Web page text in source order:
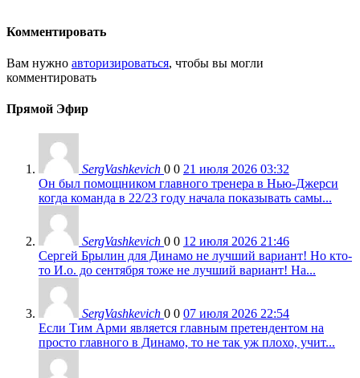
Комментировать
Вам нужно авторизироваться, чтобы вы могли
комментировать
Прямой Эфир
SergVashkevich 0 0 21 июля 2026 03:32
Он был помощником главного тренера в Нью-Джерси
когда команда в 22/23 году начала показывать самы...
SergVashkevich 0 0 12 июля 2026 21:46
Сергей Брылин для Динамо не лучший вариант! Но кто-
то И.о. до сентября тоже не лучший вариант! На...
SergVashkevich 0 0 07 июля 2026 22:54
Если Тим Арми является главным претендентом на
просто главного в Динамо, то не так уж плохо, учит...